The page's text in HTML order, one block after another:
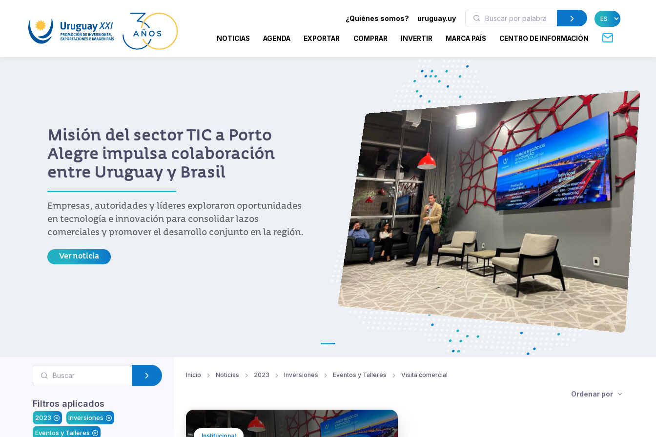
¿Quiénes somos? uruguay.uy
NOTICIAS AGENDA EXPORTAR COMPRAR INVERTIR MARCA PAÍS CENTRO DE INFORMACIÓN
Misión del sector TIC a Porto
Alegre impulsa colaboración
entre Uruguay y Brasil
Empresas, autoridades y líderes exploraron oportunidades
en tecnología e innovación para consolidar lazos
comerciales y promover el desarrollo conjunto en la región.
Ver noticia
Filtros aplicados
2023
Inversiones
Eventos y Talleres
Inicio Noticias 2023 Inversiones Eventos y Talleres Visita comercial
Ordenar por